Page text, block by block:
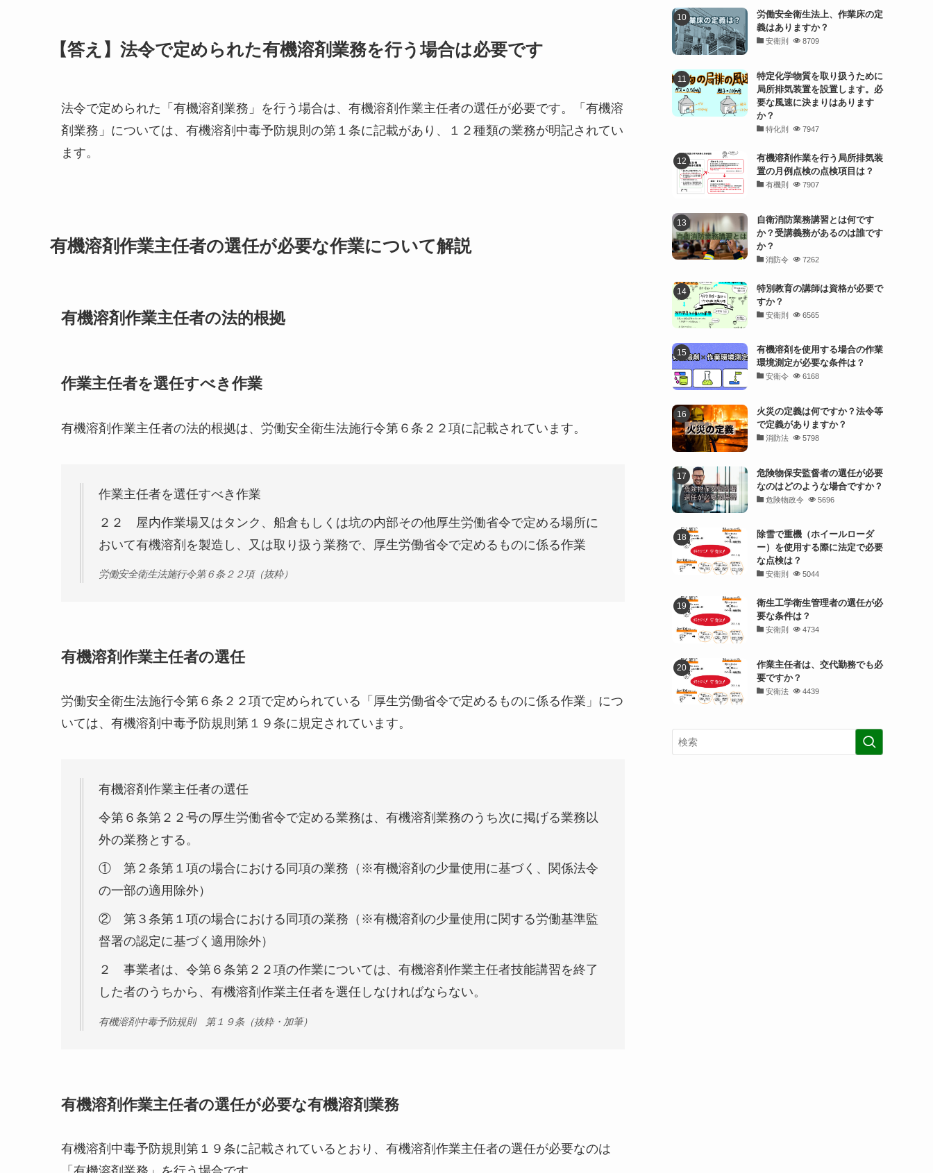
【答え】法令で定められた有機溶剤業務を行う場合は必要です
法令で定められた「有機溶剤業務」を行う場合は、有機溶剤作業主任者の選任が必要です。「有機溶
剤業務」については、有機溶剤中毒予防規則の第１条に記載があり、１２種類の業務が明記されてい
ます。
有機溶剤作業主任者の選任が必要な作業について解説
有機溶剤作業主任者の法的根拠
作業主任者を選任すべき作業
有機溶剤作業主任者の法的根拠は、労働安全衛生法施行令第６条２２項に記載されています。
作業主任者を選任すべき作業
２２ 屋内作業場又はタンク、船倉もしくは坑の内部その他厚生労働省令で定める場所に
おいて有機溶剤を製造し、又は取り扱う業務で、厚生労働省令で定めるものに係る作業
労働安全衛生法施行令第６条２２項（抜粋）
有機溶剤作業主任者の選任
労働安全衛生法施行令第６条２２項で定められている「厚生労働省令で定めるものに係る作業」につ
いては、有機溶剤中毒予防規則第１９条に規定されています。
有機溶剤作業主任者の選任
令第６条第２２号の厚生労働省令で定める業務は、有機溶剤業務のうち次に掲げる業務以
外の業務とする。
① 第２条第１項の場合における同項の業務（※有機溶剤の少量使用に基づく、関係法令
の一部の適用除外）
② 第３条第１項の場合における同項の業務（※有機溶剤の少量使用に関する労働基準監
督署の認定に基づく適用除外）
２ 事業者は、令第６条第２２項の作業については、有機溶剤作業主任者技能講習を終了
した者のうちから、有機溶剤作業主任者を選任しなければならない。
有機溶剤中毒予防規則 第１９条（抜粋・加筆）
有機溶剤作業主任者の選任が必要な有機溶剤業務
有機溶剤中毒予防規則第１９条に記載されているとおり、有機溶剤作業主任者の選任が必要なのは
労働安全衛生法上、作業床の定
義はありますか？
安衛則 8709
特定化学物質を取り扱うために
局所排気装置を設置します。必
要な風速に決まりはあります
か？
特化則 7947
有機溶剤作業を行う局所排気装
置の月例点検の点検項目は？
有機則 7907
自衛消防業務講習とは何です
か？受講義務があるのは誰です
か？
消防令 7262
特別教育の講師は資格が必要で
すか？
安衛則 6565
有機溶剤を使用する場合の作業
環境測定が必要な条件は？
安衛令 6168
火災の定義は何ですか？法令等
で定義がありますか？
消防法 5798
危険物保安監督者の選任が必要
なのはどのような場合ですか？
危険物政令 5696
除雪で重機（ホイールローダ
ー）を使用する際に法定で必要
な点検は？
安衛則 5044
衛生工学衛生管理者の選任が必
要な条件は？
安衛則 4734
作業主任者は、交代勤務でも必
要ですか？
安衛法 4439